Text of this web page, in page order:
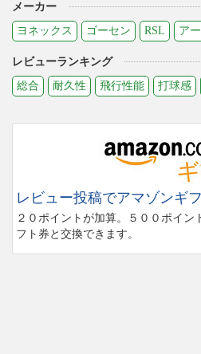
メーカー
ヨネックス
ゴーセン RSL ア
レビューランキング
総合
耐久性 飛行性能 打球感
レビュー投稿でアマゾンギ
２０ポイントが加算。５００ポイン
フト券と交換できます。